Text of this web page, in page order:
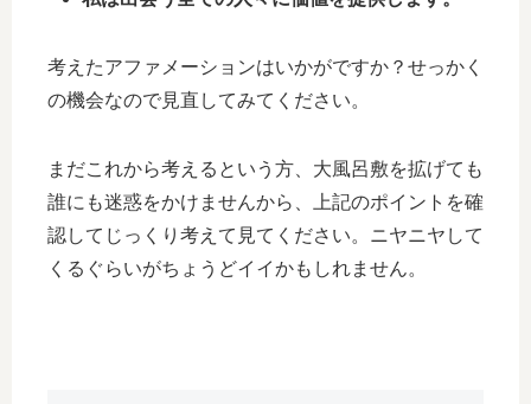
考えたアファメーションはいかがですか？せっかく
の機会なので見直してみてください。
まだこれから考えるという方、大風呂敷を拡げても
誰にも迷惑をかけませんから、上記のポイントを確
認してじっくり考えて見てください。ニヤニヤして
くるぐらいがちょうどイイかもしれません。